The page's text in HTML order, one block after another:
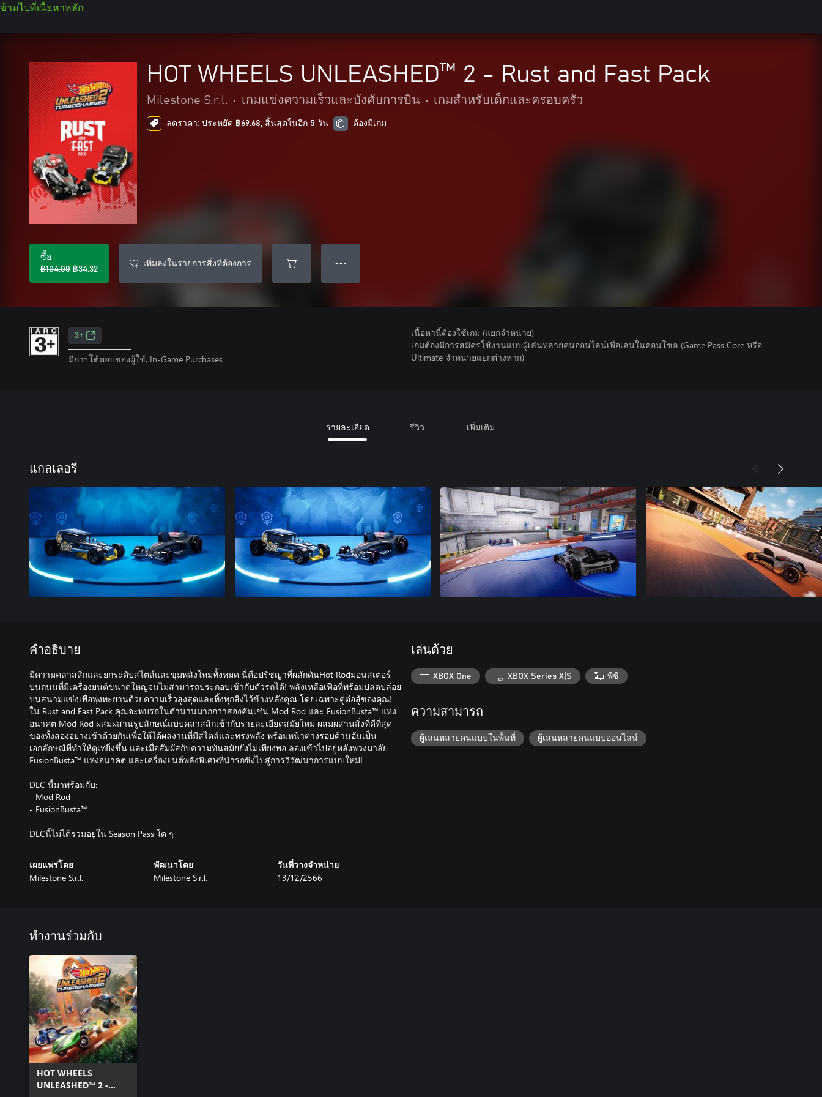
ข้ามไปที่เนื้อหาหลัก
HOT WHEELS UNLEASHED™ 2 - Rust and Fast Pack
Milestone S.r.l. • เกมแข่งความเร็วและบังคับการบิน • เกมสำหรับเด็กและครอบครัว
ลดราคา: ประหยัด ฿69.68, สิ้นสุดในอีก 5 วัน ต้องมีเกม
ซื้อ
฿104.00 ฿34.32
เพิ่มลงในรายการสิ่งที่ต้องการ ● ● ●
3+
มีการโต้ตอบของผู้ใช้, In-Game Purchases
เนื้อหานี้ต้องใช้เกม (แยกจำหน่าย)
เกมต้องมีการสมัครใช้งานแบบผู้เล่นหลายคนออนไลน์เพื่อเล่นในคอนโซล (Game Pass Core หรือ
Ultimate จําหน่ายแยกต่างหาก)
รายละเอียด รีวิว เพิ่มเติม
แกลเลอรี
คำอธิบาย
มีความคลาสสิกและยกระดับสไตล์และขุมพลังใหม่ทั้งหมด นี่คือปรัชญาที่ผลักดันHot Rodมอนสเตอร์
บนถนนที่มีเครื่องยนต์ขนาดใหญ่จนไม่สามารถประกอบเข้ากับตัวรถได้! พลังเหลือเฟือที่พร้อมปลดปล่อย
บนสนามแข่งเพื่อพุ่งทะยานด้วยความเร็วสูงสุดและทิ้งทุกสิ่งไว้ข้างหลังคุณ โดยเฉพาะคู่ต่อสู้ของคุณ!
ใน Rust and Fast Pack คุณจะพบรถในตำนานมากกว่าสองคันเช่น Mod Rod และ FusionBusta™ แห่ง
อนาคต Mod Rod ผสมผสานรูปลักษณ์แบบคลาสสิกเข้ากับรายละเอียดสมัยใหม่ ผสมผสานสิ่งที่ดีที่สุด
ของทั้งสองอย่างเข้าด้วยกันเพื่อให้ได้ผลงานที่มีสไตล์และทรงพลัง พร้อมหน้าต่างรอบด้านอันเป็น
เอกลักษณ์ที่ทำให้ดูเท่ยิ่งขึ้น และเมื่อสัมผัสกับความทันสมัยยังไม่เพียงพอ ลองเข้าไปอยู่หลังพวงมาลัย
FusionBusta™ แห่งอนาคต และเครื่องยนต์พลังพิเศษที่นำรถซิ่งไปสู่การวิวัฒนาการแบบใหม่!
DLC นี้มาพร้อมกับ:
- Mod Rod
- FusionBusta™
DLCนี้ไม่ได้รวมอยู่ใน Season Pass ใด ๆ
เผยแพร่โดย
Milestone S.r.l.
พัฒนาโดย
Milestone S.r.l.
วันที่วางจำหน่าย
13/12/2566
เล่นด้วย
XBOX One XBOX Series X|S พีซี
ความสามารถ
ผู้เล่นหลายคนแบบในพื้นที่ ผู้เล่นหลายคนแบบออนไลน์
ทำงานร่วมกับ
HOT WHEELS
UNLEASHED™ 2 -